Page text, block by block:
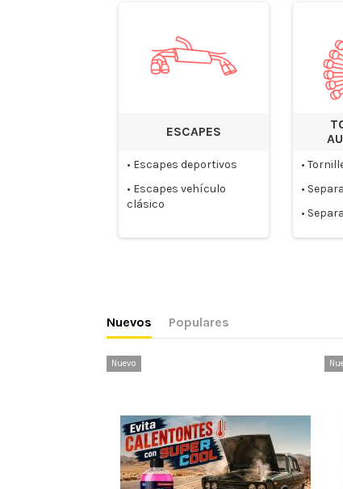
ESCAPES
• Escapes deportivos
• Escapes vehículo
clásico
•
•
•
Nuevos Populares
Nuevo